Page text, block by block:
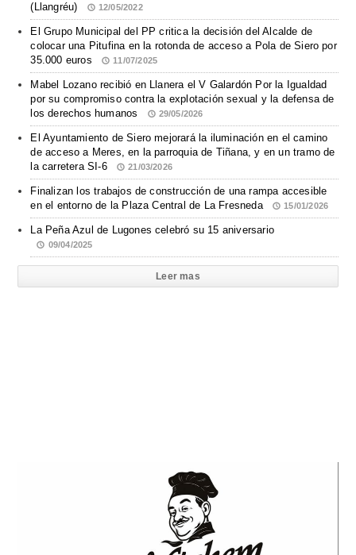
(Llangréu)
12/05/2022
El Grupo Municipal del PP critica la decisión del Alcalde de
colocar una Pitufina en la rotonda de acceso a Pola de Siero por
35.000 euros
11/07/2025
Mabel Lozano recibió en Llanera el V Galardón Por la Igualdad
por su compromiso contra la explotación sexual y la defensa de
los derechos humanos
29/05/2026
El Ayuntamiento de Siero mejorará la iluminación en el camino
de acceso a Meres, en la parroquia de Tiñana, y en un tramo de
la carretera SI-6
21/03/2026
Finalizan los trabajos de construcción de una rampa accesible
en el entorno de la Plaza Central de La Fresneda
15/01/2026
La Peña Azul de Lugones celebró su 15 aniversario
09/04/2025
Leer mas